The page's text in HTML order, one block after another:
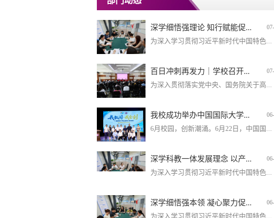
深学细悟强理论 知行赋能促...
为深入学习贯彻习近平新时代中国特色...
百日冲刺再发力｜学校召开...
为深入贯彻落实党中央、国务院关于高...
我校成功举办中国国际大学...
6月校园，创新潮涌。6月22日，中国国...
深学科教一体发展理念 以产...
为深入学习贯彻习近平新时代中国特色...
深学细悟强本领 凝心聚力促...
为深入学习贯彻习近平新时代中国特色...